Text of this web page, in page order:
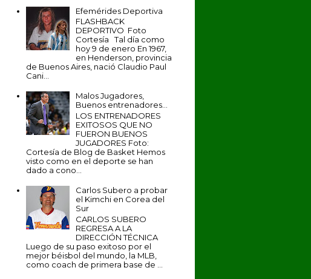
Efemérides Deportiva
FLASHBACK
DEPORTIVO Foto
Cortesía Tal día como
hoy 9 de enero En 1967,
en Henderson, provincia
de Buenos Aires, nació Claudio Paul
Cani...
Malos Jugadores,
Buenos entrenadores...
LOS ENTRENADORES
EXITOSOS QUE NO
FUERON BUENOS
JUGADORES Foto:
Cortesía de Blog de Basket Hemos
visto como en el deporte se han
dado a cono...
Carlos Subero a probar
el Kimchi en Corea del
Sur
CARLOS SUBERO
REGRESA A LA
DIRECCIÓN TÉCNICA
Luego de su paso exitoso por el
mejor béisbol del mundo, la MLB,
como coach de primera base de ...